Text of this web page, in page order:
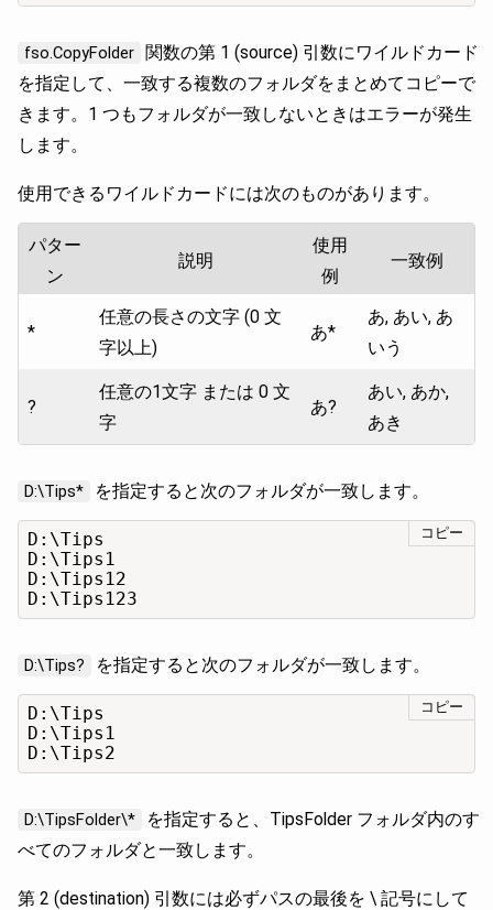
fso.CopyFolder 関数の第 1 (source) 引数にワイルドカード
を指定して、一致する複数のフォルダをまとめてコピーで
きます。1 つもフォルダが一致しないときはエラーが発生
します。
使用できるワイルドカードには次のものがあります。
パター
ン
説明
使用
例
一致例
*
任意の長さの文字 (0 文
字以上)
あ*
あ, あい, あ
いう
?
任意の1文字 または 0 文
字
あ?
あい, あか,
あき
D:\Tips* を指定すると次のフォルダが一致します。
コピー
D:\Tips
D:\Tips1
D:\Tips12
D:\Tips123
D:\Tips? を指定すると次のフォルダが一致します。
コピー
D:\Tips
D:\Tips1
D:\Tips2
D:\TipsFolder\*
を指定すると、TipsFolder フォルダ内のす
べてのフォルダと一致します。
第 2 (destination) 引数には必ずパスの最後を \ 記号にして